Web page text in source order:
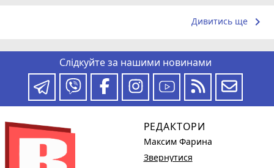
Дивитись ще keyboard_arrow_right
Слідкуйте за нашими новинами
РЕДАКТОРИ
Максим Фарина
Звернутися